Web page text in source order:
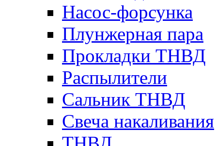
Насос-форсунка
Плунжерная пара
Прокладки ТНВД
Распылители
Сальник ТНВД
Свеча накаливания